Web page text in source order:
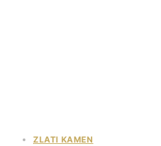
ZLATI KAMEN